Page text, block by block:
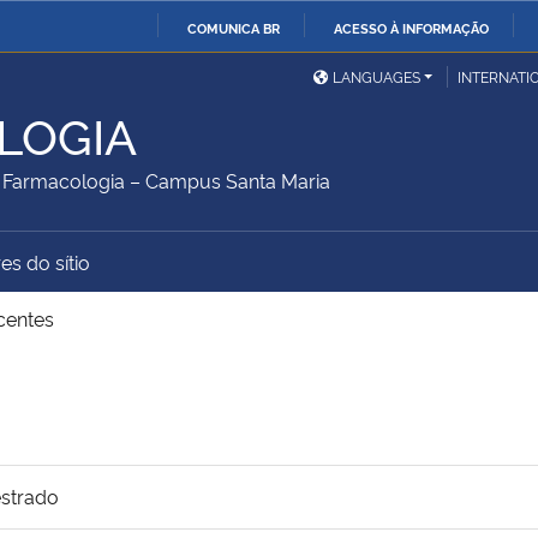
COMUNICA BR ACESSO À INFORMAÇÃO
Ministério da Defesa
Ministério das Relações
Exteriores
Ministério da Cidadania
Ministério do
LANGUAGES
– Campus Santa Maria
do sítio